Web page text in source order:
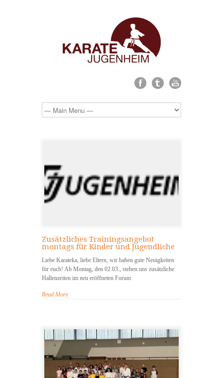
Zusätzliches Trainingsangebot
montags für Kinder und Jugendliche
Liebe Karateka, liebe Eltern, wir haben gute Neuigkeiten
für euch! Ab Montag, den 02.03., stehen uns zusätzliche
Hallenzeiten im neu eröffneten Forum
Read More